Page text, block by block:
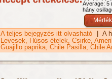
Average: 5
hány
A teljes bejegyzés itt olvasható A
Levesek
Húsos ételek Csirke
Guajillo paprika Chile Pasilla Chile